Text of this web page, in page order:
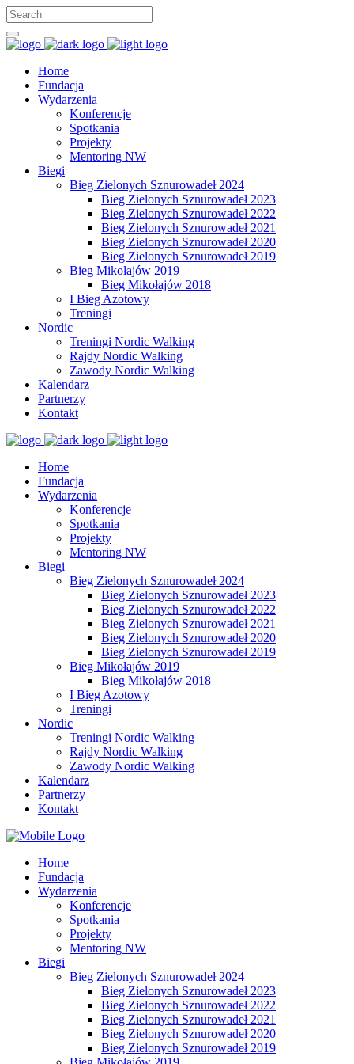
Home
Fundacja
Wydarzenia
Konferencje
Spotkania
Projekty
Mentoring NW
Biegi
Bieg Zielonych Sznurowadeł 2024
Bieg Zielonych Sznurowadeł 2023
Bieg Zielonych Sznurowadeł 2022
Bieg Zielonych Sznurowadeł 2021
Bieg Zielonych Sznurowadeł 2020
Bieg Zielonych Sznurowadeł 2019
Bieg Mikołajów 2019
Bieg Mikołajów 2018
I Bieg Azotowy
Treningi
Nordic
Treningi Nordic Walking
Rajdy Nordic Walking
Zawody Nordic Walking
Kalendarz
Partnerzy
Kontakt
Home
Fundacja
Wydarzenia
Konferencje
Spotkania
Projekty
Mentoring NW
Biegi
Bieg Zielonych Sznurowadeł 2024
Bieg Zielonych Sznurowadeł 2023
Bieg Zielonych Sznurowadeł 2022
Bieg Zielonych Sznurowadeł 2021
Bieg Zielonych Sznurowadeł 2020
Bieg Zielonych Sznurowadeł 2019
Bieg Mikołajów 2019
Bieg Mikołajów 2018
I Bieg Azotowy
Treningi
Nordic
Treningi Nordic Walking
Rajdy Nordic Walking
Zawody Nordic Walking
Kalendarz
Partnerzy
Kontakt
Home
Fundacja
Wydarzenia
Konferencje
Spotkania
Projekty
Mentoring NW
Biegi
Bieg Zielonych Sznurowadeł 2024
Bieg Zielonych Sznurowadeł 2023
Bieg Zielonych Sznurowadeł 2022
Bieg Zielonych Sznurowadeł 2021
Bieg Zielonych Sznurowadeł 2020
Bieg Zielonych Sznurowadeł 2019